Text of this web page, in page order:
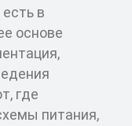
в
основе
где
питания,